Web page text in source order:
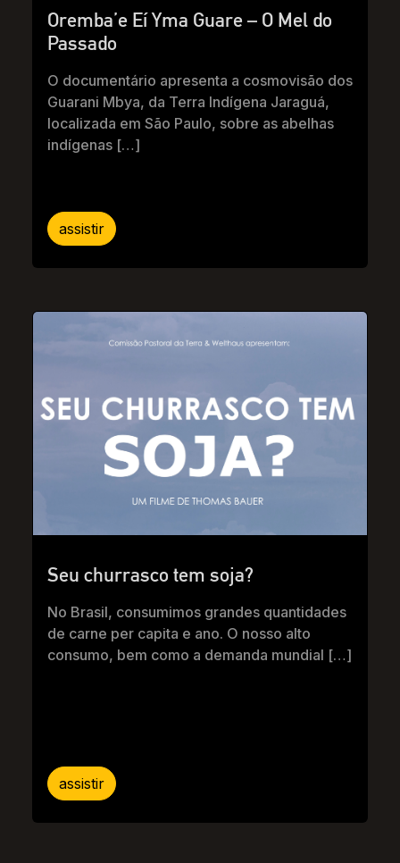
Oremba’e Eí Yma Guare – O Mel do
Passado
O documentário apresenta a cosmovisão dos
Guarani Mbya, da Terra Indígena Jaraguá,
localizada em São Paulo, sobre as abelhas
indígenas […]
assistir
Seu churrasco tem soja?
No Brasil, consumimos grandes quantidades
de carne per capita e ano. O nosso alto
consumo, bem como a demanda mundial […]
assistir